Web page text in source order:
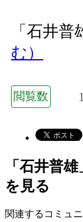
「石井
む）
閲覧数
「石井普
を見る
関連するコミュ